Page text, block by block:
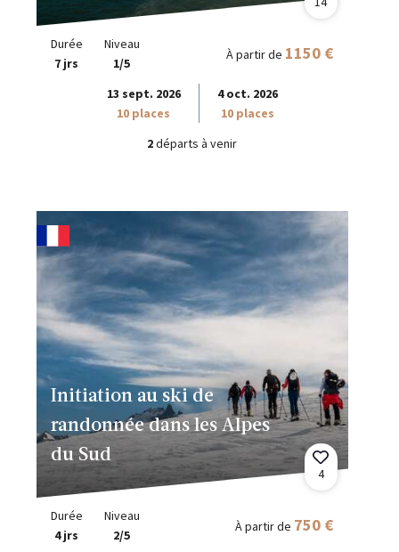
Durée
7 jrs
Niveau
1/5
À partir de 1150 €
13 sept. 2026
10 places
4 oct. 2026
10 places
2départs à venir
Initiation au ski de
randonnée dans les Alpes
du Sud
4
Durée
4 jrs
Niveau
2/5
À partir de 750 €